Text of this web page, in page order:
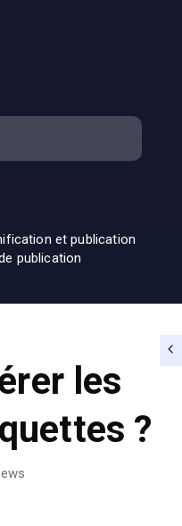
et publication
publication
les
?